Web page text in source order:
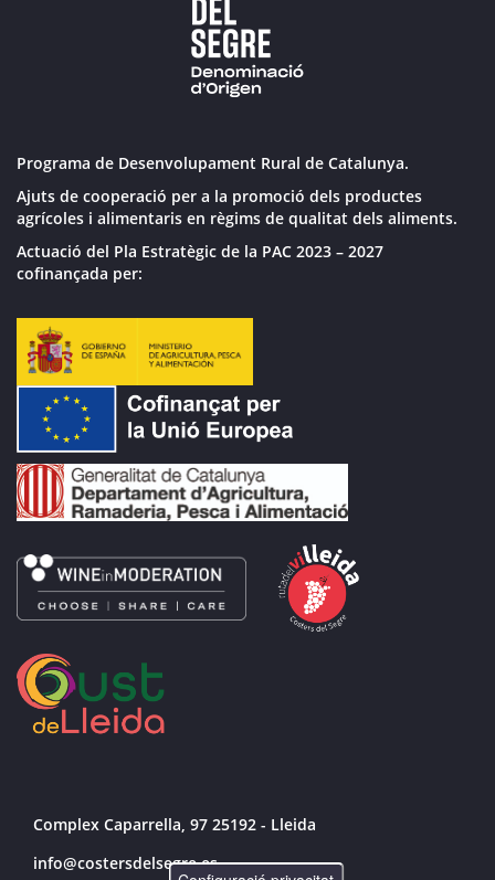
Programa de Desenvolupament Rural de Catalunya.
Ajuts de cooperació per a la promoció dels productes
agrícoles i alimentaris en règims de qualitat dels aliments.
Actuació del Pla Estratègic de la PAC 2023 – 2027
cofinançada per:
Complex Caparrella, 97 25192 - Lleida
info@costersdelsegre.es